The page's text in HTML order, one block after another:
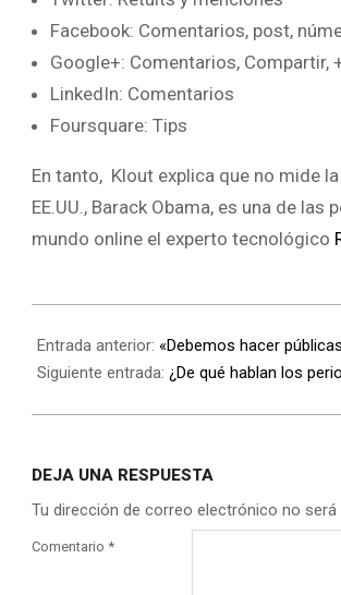
Facebook: Comentarios, post,
Google+: Comentarios, Compartir,
LinkedIn: Comentarios
Foursquare: Tips
En tanto, Klout explica que no mide
EE.UU., Barack Obama, es una de
mundo online el experto tecnológico
Entrada anterior: «Debemos hacer
Siguiente entrada: ¿De qué hablan los
DEJA UNA RESPUESTA
Tu dirección de correo electrónico no será
Comentario *